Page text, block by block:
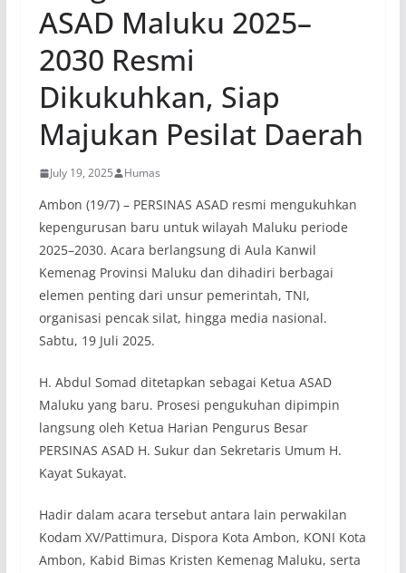
ASAD Maluku 2025–
2030 Resmi
Dikukuhkan, Siap
Majukan Pesilat Daerah
July 19, 2025 Humas
Ambon (19/7) – PERSINAS ASAD resmi mengukuhkan
kepengurusan baru untuk wilayah Maluku periode
2025–2030. Acara berlangsung di Aula Kanwil
Kemenag Provinsi Maluku dan dihadiri berbagai
elemen penting dari unsur pemerintah, TNI,
organisasi pencak silat, hingga media nasional.
Sabtu, 19 Juli 2025.
H. Abdul Somad ditetapkan sebagai Ketua ASAD
Maluku yang baru. Prosesi pengukuhan dipimpin
langsung oleh Ketua Harian Pengurus Besar
PERSINAS ASAD H. Sukur dan Sekretaris Umum H.
Kayat Sukayat.
Hadir dalam acara tersebut antara lain perwakilan
Kodam XV/Pattimura, Dispora Kota Ambon, KONI Kota
Ambon, Kabid Bimas Kristen Kemenag Maluku, serta